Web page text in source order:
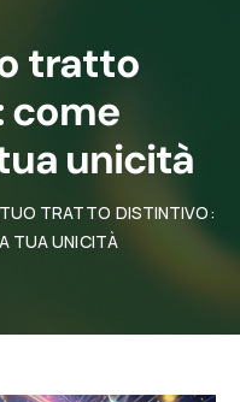
tratto
come
unicità
TRATTO DISTINTIVO:
TUA UNICITÀ